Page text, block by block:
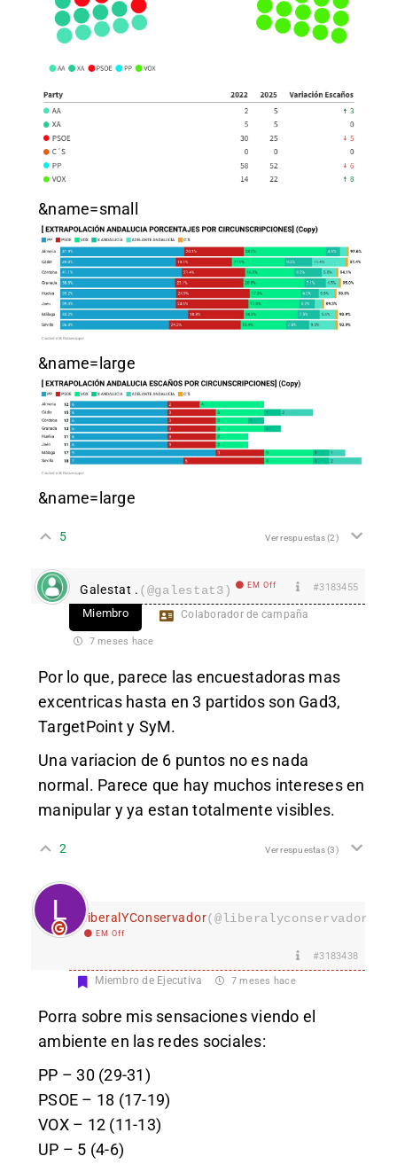
&name=small
&name=large
&name=large
5 Ver respuestas(2)
Galestat . (@galestat3) EM Off #3183455
Miembro Colaborador de campaña
7 meses hace
Por lo que, parece las encuestadoras mas
excentricas hasta en 3 partidos son Gad3,
TargetPoint y SyM.
Una variacion de 6 puntos no es nada
normal. Parece que hay muchos intereses en
manipular y ya estan totalmente visibles.
2 Ver respuestas(3)
LiberalYConservador
EM Off
#3183438
Miembro de Ejecutiva 7 meses hace
Porra sobre mis sensaciones viendo el
ambiente en las redes sociales:
PP – 30 (29-31)
PSOE – 18 (17-19)
VOX – 12 (11-13)
UP – 5 (4-6)